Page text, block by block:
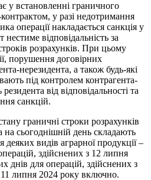
у встановленні граничного
у разі недотримання
операції накладається санкція у
відповідальність за
розрахунків. При цьому
порушення договірних
нерезидента, а також будь-які
під контролем контрагента-
від відповідальності та
санкцій.
граничні строки розрахунків
на сьогоднішній день складають
деяких видів аграрної продукції –
здійснених з 12 липня
днів для операцій, здійснених з
липня 2024 року включно.